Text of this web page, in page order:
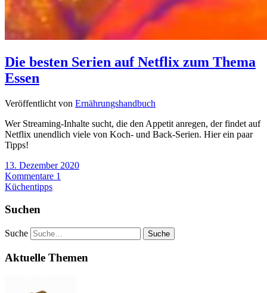
Die besten Serien auf Netflix zum Thema
Essen
Veröffentlicht von Ernährungshandbuch
Wer Streaming-Inhalte sucht, die den Appetit anregen, der findet auf
Netflix unendlich viele von Koch- und Back-Serien. Hier ein paar
Tipps!
13. Dezember 2020
Kommentare 1
Küchentipps
Suchen
Suche
Aktuelle Themen